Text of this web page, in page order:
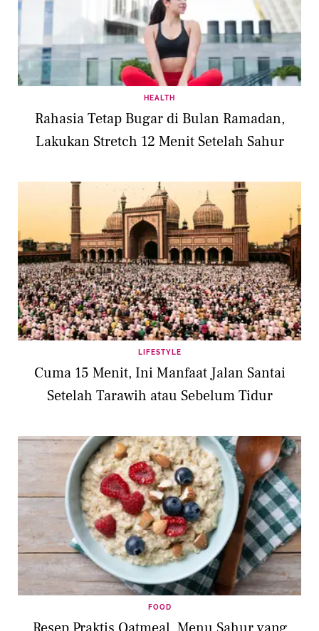
HEALTH
Rahasia Tetap Bugar di Bulan Ramadan,
Lakukan Stretch 12 Menit Setelah Sahur
LIFESTYLE
Cuma 15 Menit, Ini Manfaat Jalan Santai
Setelah Tarawih atau Sebelum Tidur
FOOD